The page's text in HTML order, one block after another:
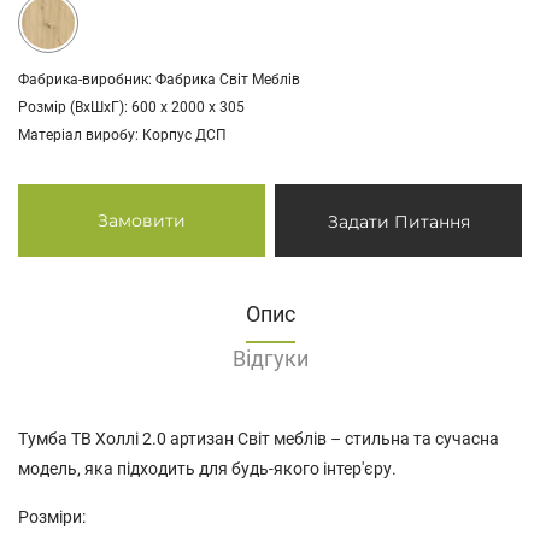
Фабрика-виробник: Фабрика Світ Меблів
Розмір (ВхШхГ): 600 х 2000 х 305
Матеріал виробу: Корпус ДСП
Замовити Задати Питання
Опис
Відгуки
Тумба ТВ Холлі 2.0 артизан Світ меблів – стильна та сучасна
модель, яка підходить для будь-якого інтер'єру.
Розміри: